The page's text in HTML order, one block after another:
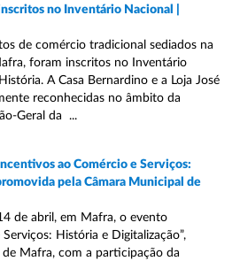
no Inventário Nacional |
de comércio tradicional sediados na
foram inscritos no Inventário
A Casa Bernardino e a Loja José
reconhecidas no âmbito da
Geral da ...
ao Comércio e Serviços:
pela Câmara Municipal de
de abril, em Mafra, o evento
História e Digitalização”,
Mafra, com a participação da